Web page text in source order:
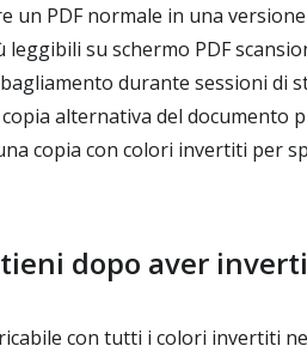
un PDF normale in una
leggibili su schermo PDF
durante sessioni di
alternativa del documento
copia con colori invertiti per
dopo aver
con tutti i colori invertiti